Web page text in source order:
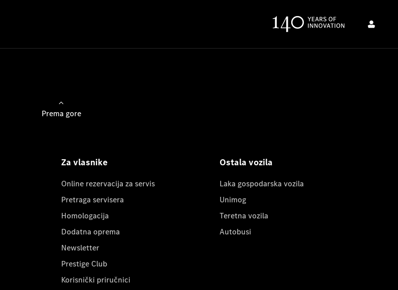
Prema gore
Za vlasnike
Online rezervacija za servis
Pretraga servisera
Homologacija
Dodatna oprema
Newsletter
Prestige Club
Korisnički priručnici
Ostala vozila
Laka gospodarska vozila
Unimog
Teretna vozila
Autobusi